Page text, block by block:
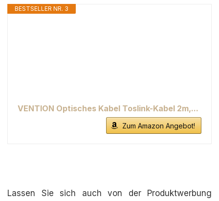
BESTSELLER NR. 3
VENTION Optisches Kabel Toslink-Kabel 2m,...
Zum Amazon Angebot!
Lassen Sie sich auch von der Produktwerbung